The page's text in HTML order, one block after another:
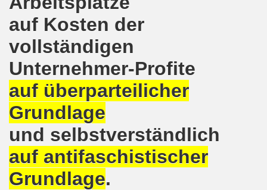
auf Kosten der
vollständigen
Unternehmer-Profite
auf überparteilicher
Grundlage
und selbstverständlich
auf antifaschistischer
Grundlage.
solidarisch am 12.07.2021 mit Stefan Engel,
Bewegung Gelsenkirchen am 12.07.2021!
Bürger am 14.06.2021 müssen alle
Gelsenkirchener Montagsdemo-Bewegung am
Bewegung am 17.05.2021 setzt Zeichen der Solidarität
am 12.04.2021: Klare Kante gegen Corona-
als einer der Schwerpunkt-Themen am 12.04.2021 der